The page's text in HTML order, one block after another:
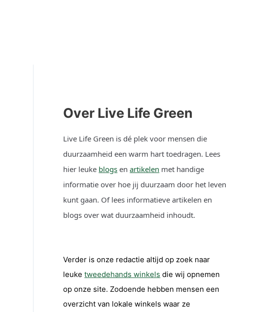
Over Live Life Green
Live Life Green is dé plek voor mensen die
duurzaamheid een warm hart toedragen. Lees
hier leuke blogs enartikelen met handige
informatie over hoe jij duurzaam door het leven
kunt gaan. Of lees informatieve artikelen en
blogs over wat duurzaamheid inhoudt.
Verder is onze redactie altijd op zoek naar
leuketweedehands winkels die wij opnemen
op onze site. Zodoende hebben mensen een
overzicht van lokale winkels waar ze